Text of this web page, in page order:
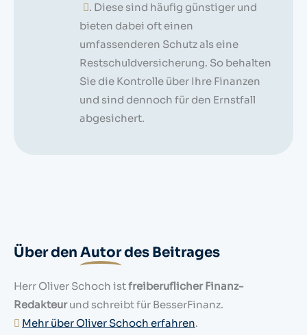
. Diese sind häufig günstiger und
bieten dabei oft einen
umfassenderen Schutz als eine
Restschuldversicherung. So behalten
Sie die Kontrolle über Ihre Finanzen
und sind dennoch für den Ernstfall
abgesichert.
Über den Autordes Beitrages
Herr Oliver Schoch istfreiberuflicher Finanz-
Redakteurund schreibt für BesserFinanz.
Mehr über Oliver Schoch erfahren.